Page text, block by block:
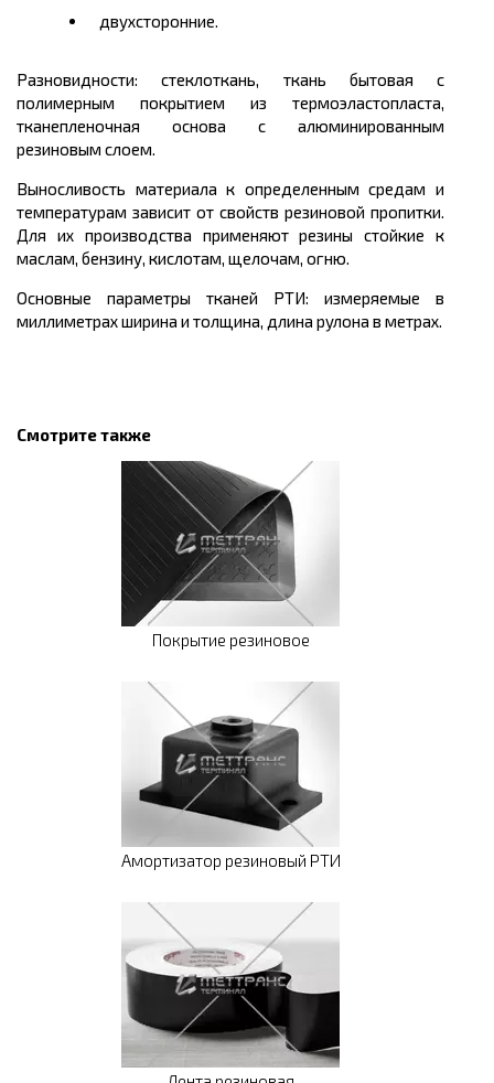
двухсторонние.
Разновидности: стеклоткань, ткань бытовая с
полимерным покрытием из термоэластопласта,
тканепленочная основа с алюминированным
резиновым слоем.
Выносливость материала к определенным средам и
температурам зависит от свойств резиновой пропитки.
Для их производства применяют резины стойкие к
маслам, бензину, кислотам, щелочам, огню.
Основные параметры тканей РТИ: измеряемые в
миллиметрах ширина и толщина, длина рулона в метрах.
Смотрите также
Покрытие резиновое
Амортизатор резиновый РТИ